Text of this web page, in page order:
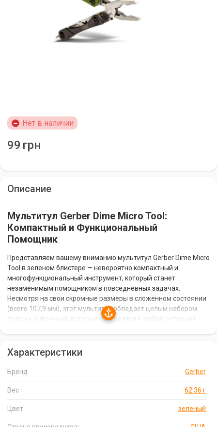
Нет в наличии
99 грн
Описание
Мультитул Gerber Dime Micro Tool:
Компактный и Функциональный
Помощник
Представляем вашему вниманию мультитул Gerber Dime Micro
Tool в зеленом блистере — невероятно компактный и
многофункциональный инструмент, который станет
незаменимым помощником в повседневных задачах.
Несмотря на свои скромные размеры в сложенном состоянии
(всего 107,9 мм), этот мультитул обладает целым набором
полезных функций, которые пригодятся в любой ситуации.
Функциональность
Мультитул Gerber Dime Micro Tool сочетает в себе
идеальным для ношения на ключах или в кармане. Несмотря
кусачками, разнообразными отвертками, лезвием для
вскрытия упаковок, ножницами, пинцетом, открывалкой для
Характеристики
Бренд Gerber
Вес 62.36 г
Цвет зеленый